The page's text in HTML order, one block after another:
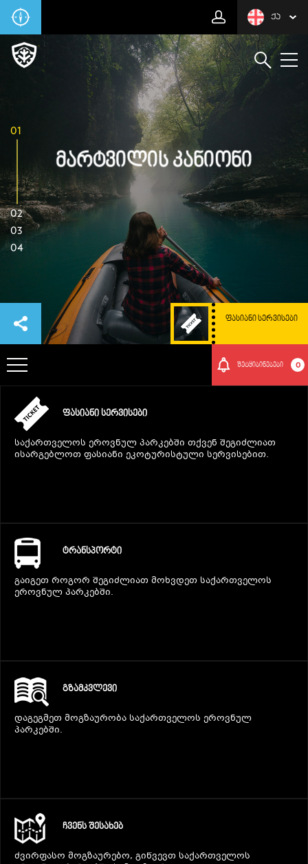
ᲥᲐ
01
02
03
04
Მარტვილის Კანიონი
ᲤᲐᲡᲘᲐᲜᲘ ᲡᲔᲠᲕᲘᲡᲔᲑᲘ
ᲞᲐᲠᲙᲘᲡ ᲨᲔᲡᲐᲮᲔᲑ
ᲗᲐᲕᲒᲐᲓᲐᲡᲐᲕᲚᲔᲑᲘ
ᲛᲝᲒᲝᲜᲔᲑᲔᲑᲘ
ᲡᲐᲧᲘᲓᲔᲚᲘ ᲜᲘᲕᲗᲔᲑᲘ
ᲒᲖᲐᲛᲙᲕᲚᲔᲕᲘ
შეტყიბინებები 0
ᲤᲐᲡᲘᲐᲜᲘ ᲡᲔᲠᲕᲘᲡᲔᲑᲘ
საქართველოს ეროვნულ პარკებში თქვენ შეგიძლიათ
ისარგებლოთ ფასიანი ეკოტურისტული სერვისებით.
ᲢᲠᲐᲜᲡᲞᲝᲠᲢᲘ
გაიგეთ როგორ შეგიძლიათ მოხვდეთ საქართველოს
ეროვნულ პარკებში.
ᲒᲖᲐᲛᲙᲕᲚᲔᲕᲘ
დაგეგმეთ მოგზაურობა საქართველოს ეროვნულ
პარკებში.
ᲩᲕᲔᲜᲡ ᲨᲔᲡᲐᲮᲔᲑ
ძვირფასო მოგზაურებო, გიწვევთ საქართველოს